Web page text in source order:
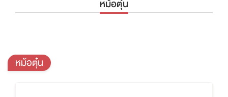
หม้อตุ๋น
หม้อตุ๋น